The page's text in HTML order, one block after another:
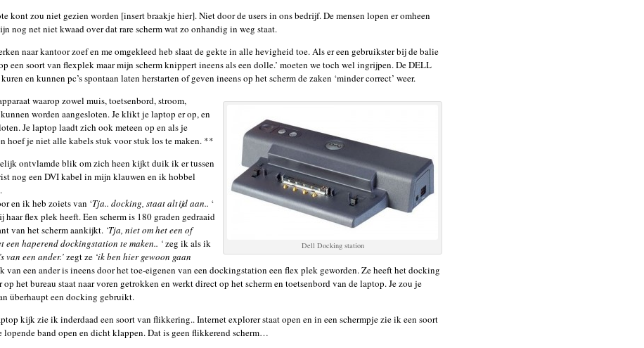
kont zou niet gezien worden [insert braakje hier]. Niet door de users in ons bedrijf. De mensen lopen er omheen
nog net niet kwaad over dat rare scherm wat zo onhandig in weg staat.
naar kantoor zoef en me omgekleed heb slaat de gekte in alle hevigheid toe. Als er een gebruikster bij de balie
een soort van flexplek maar mijn scherm knippert ineens als een dolle.’ moeten we toch wel ingrijpen. De DELL
en kunnen pc’s spontaan laten herstarten of geven ineens op het scherm de zaken ‘minder correct’ weer.
Dell Docking station
waarop zowel muis, toetsenbord, stroom,
worden aangesloten. Je klikt je laptop er op, en
Je laptop laadt zich ook meteen op en als je
hoef je niet alle kabels stuk voor stuk los te maken. **
ontvlamde blik om zich heen kijkt duik ik er tussen
nog een DVI kabel in mijn klauwen en ik hobbel
en ik heb zoiets van ‘Tja.. docking, staat altijd aan.. ‘
haar flex plek heeft. Een scherm is 180 graden gedraaid
van het scherm aankijkt. ‘Tja, niet om het een of
een haperend dockingstation te maken.. ‘zeg ik als ik
van een ander.’zegt ze ‘ik ben hier gewoon gaan
van een ander is ineens door het toe-eigenen van een dockingstation een flex plek geworden. Ze heeft het docking
het bureau staat naar voren getrokken en werkt direct op het scherm en toetsenbord van de laptop. Je zou je
überhaupt een docking gebruikt.
kijk zie ik inderdaad een soort van flikkering.. Internet explorer staat open en in een schermpje zie ik een soort
band open en dicht klappen. Dat is geen flikkerend scherm…